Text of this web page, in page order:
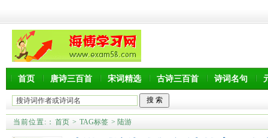
首页 唐诗三百首 宋词精选 古诗三百首 诗词名句
当前位置: ： 首页 > TAG标签 > 陆游